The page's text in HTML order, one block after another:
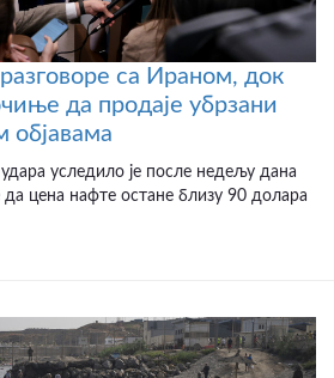
са Ираном, док
да продаје убрзани
објавама
уследило је после недељу дана
да цена нафте остане близу 90 долара